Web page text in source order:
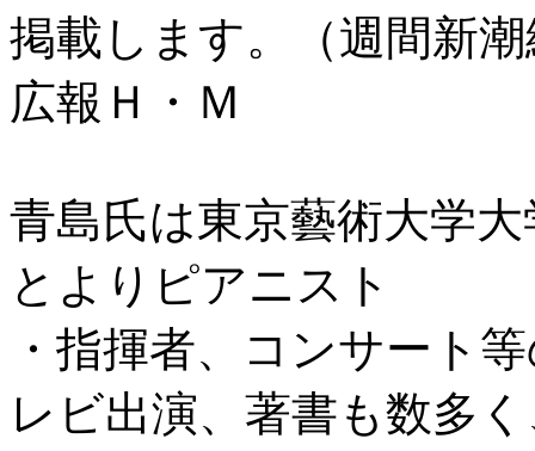
掲載します。（週
広報Ｈ・Ｍ
青島氏は東京藝術大学
とよりピアニスト
・指揮者、コンサート
レビ出演、著書も数多